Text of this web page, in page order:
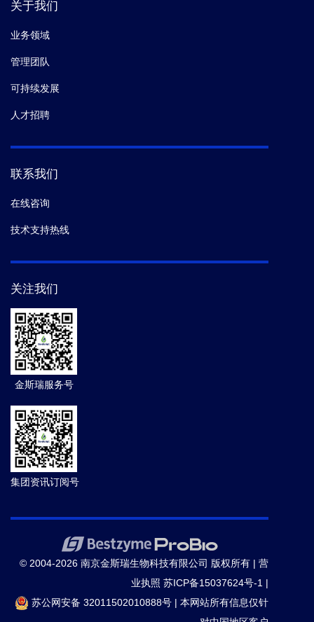
关于我们
业务领域
管理团队
可持续发展
人才招聘
联系我们
在线咨询
技术支持热线
关注我们
金斯瑞服务号
集团资讯订阅号
© 2004-2026 南京金斯瑞生物科技有限公司 版权所有 | 营
业执照 苏ICP备15037624号-1 |
苏公网安备 32011502010888号 | 本网站所有信息仅针